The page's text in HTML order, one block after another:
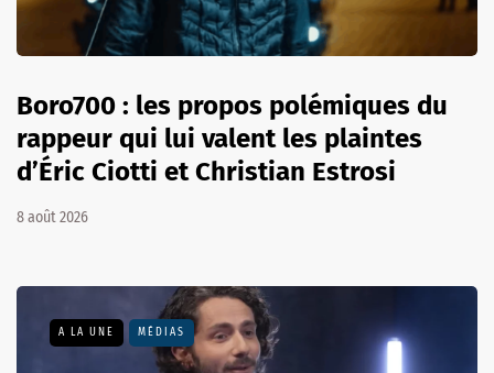
Boro700 : les propos polémiques du
rappeur qui lui valent les plaintes
d’Éric Ciotti et Christian Estrosi
8 août 2026
A LA UNE MÉDIAS